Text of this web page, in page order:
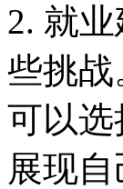
2. 就
些挑
可以
展现